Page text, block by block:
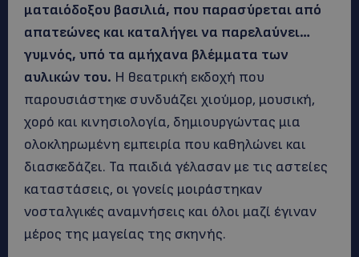
ματαιόδοξου βασιλιά, που παρασύρεται από
απατεώνες και καταλήγει να παρελαύνει…
γυμνός, υπό τα αμήχανα βλέμματα των
αυλικών του. Η θεατρική εκδοχή που
παρουσιάστηκε συνδυάζει χιούμορ, μουσική,
χορό και κινησιολογία, δημιουργώντας μια
ολοκληρωμένη εμπειρία που καθηλώνει και
διασκεδάζει. Τα παιδιά γέλασαν με τις αστείες
καταστάσεις, οι γονείς μοιράστηκαν
νοσταλγικές αναμνήσεις και όλοι μαζί έγιναν
μέρος της μαγείας της σκηνής.